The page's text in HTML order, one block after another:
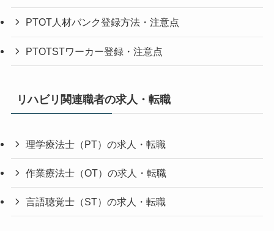
PTOT人材バンク登録方法・注意点
PTOTSTワーカー登録・注意点
リハビリ関連職者の求人・転職
理学療法士（PT）の求人・転職
作業療法士（OT）の求人・転職
言語聴覚士（ST）の求人・転職